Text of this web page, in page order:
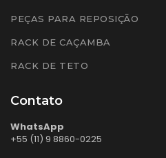
PEÇAS PARA REPOSIÇÃO
RACK DE CAÇAMBA
RACK DE TETO
Contato
WhatsApp
+55 (11) 9 8860-0225